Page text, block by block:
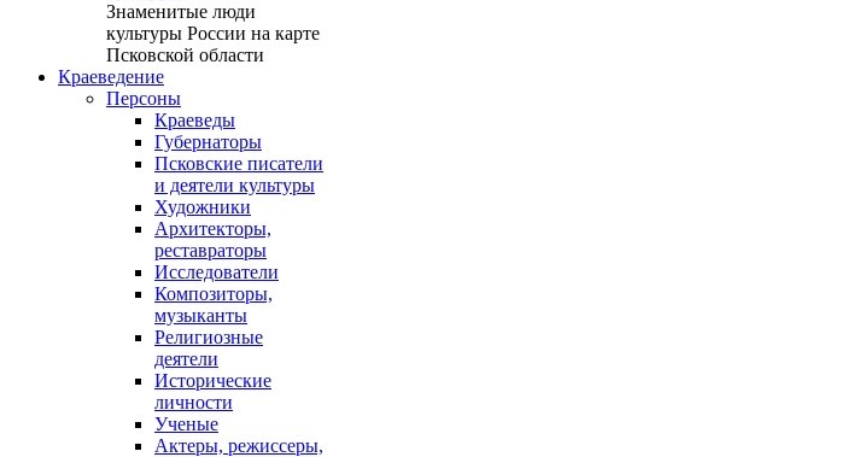
Знаменитые люди
культуры России на карте
Псковской области
Краеведение
Персоны
Краеведы
Губернаторы
Псковские писатели
и деятели культуры
Художники
Архитекторы,
реставраторы
Исследователи
Композиторы,
музыканты
Религиозные
деятели
Исторические
личности
Ученые
Актеры, режиссеры,